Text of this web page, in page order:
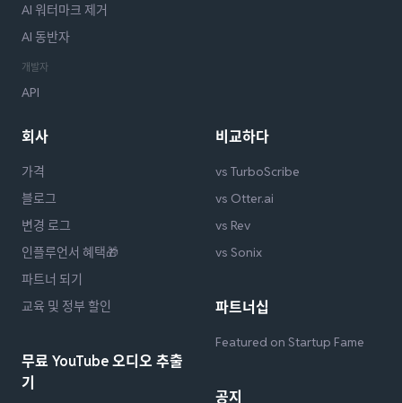
AI 워터마크 제거
AI 동반자
개발자
API
회사
가격
블로그
변경 로그
인플루언서 혜택🎁
파트너 되기
교육 및 정부 할인
무료 YouTube 오디오 추출
기
비교하다
vs TurboScribe
vs Otter.ai
vs Rev
vs Sonix
파트너십
Featured on Startup Fame
공지